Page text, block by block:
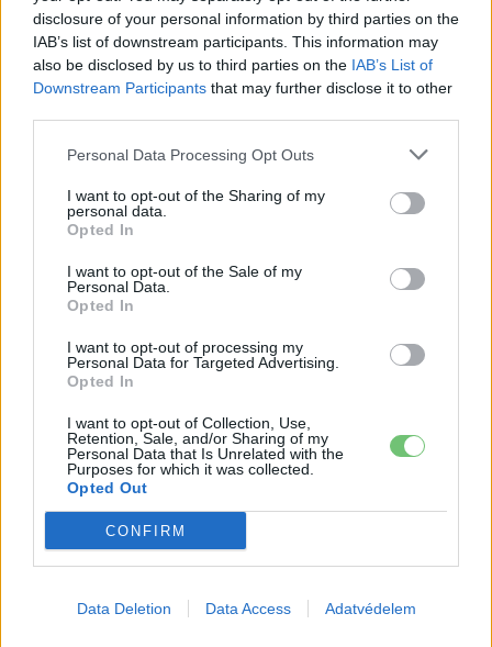
disclosure of your personal information by third parties on the
IAB’s list of downstream participants. This information may
also be disclosed by us to third parties on the IAB’s List of
Downstream Participants that may further disclose it to other
Personal Data Processing Opt Outs
I want to opt-out of the Sharing of my
personal data.
Opted In
I want to opt-out of the Sale of my
Personal Data.
Opted In
I want to opt-out of processing my
Personal Data for Targeted Advertising.
Opted In
I want to opt-out of Collection, Use,
Retention, Sale, and/or Sharing of my
Personal Data that Is Unrelated with the
Purposes for which it was collected.
Opted Out
CONFIRM
Data Deletion Data Access Adatvédelem
2,4 millió eurós programba kezdtek a
németek, hogy lekörözzék a kínai...
2026-08-07
25 százalékkal sűrűbb energiát rejt az
2026-08-07
Dánia utolérte Norvégiát: már náluk is szinte
2026-08-07
megrohanták az MG...
Kína szigorú határt szabott: legfeljebb 5%
lehet a hiba az elektromos...
München csak most érte utol Debrecent:
elindult a BMW i3 sorozatgyártása